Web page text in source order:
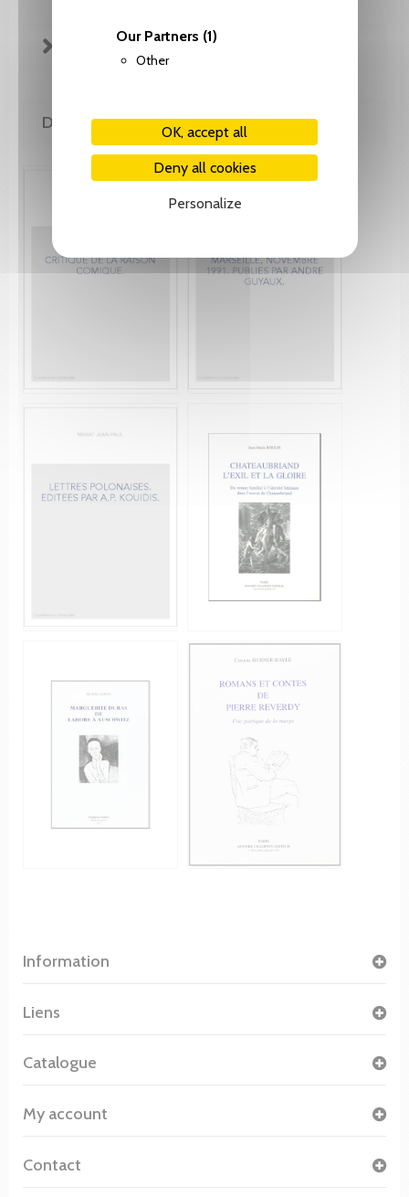
Our Partners (1)
Other
OK, accept all
Deny all cookies
Personalize
FICHE TECHNIQUE
DE LA MÊME COLLECTION
Information
Liens
Catalogue
My account
Contact